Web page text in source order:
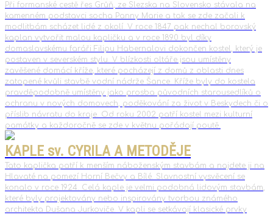
Při formanské cestě řes Grůň, ze Slezska na Slovensko stávala na
kamenném podstavci socha Panny Marie a tak se zde začali k
modlitbám scházet lidé z okolí. V roce 1847 pak nechal borovský
kaplan vytvořit malou kapličku a v roce 1890 byl díky
domaslavskému faráři Filipu Habernalovi dokončen kostel, který je
postaven v severském stylu. V blízkosti oltáře jsou umístěny
zavěšené domácí kříže, které pocházejí z domů z oblasti dnes
zatopené kvůli stavbě vodní nádrže Šance. Kříže byly do kostela
pravděpodobně umístěny jako prosba původních starousedlíků o
ochranu v nových domovech, poděkování za život v Beskydech či o
příslib návratu do kraje. Od roku 2002 patří kostel mezi kulturní
památky a každoročně se zde v květnu pořádají poutě.
KAPLE sv. CYRILA A METODĚJE
Tato kaplička patří k menším náboženským stavbám a najdete ji na
Hlavaté na pomezí Horní Bečvy a Bílé. Slavnostní vysvěcení se
konalo v roce 1924. Celá kaple je velmi podobná lidovým stavbám,
které byly projektovány nebo inspirovány tvorbou známého
architekta Dušana Jurkoviče. V kapli se setkávají klasické prvky